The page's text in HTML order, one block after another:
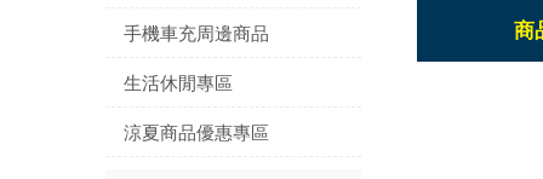
商
手機車充周邊商品
生活休閒專區
涼夏商品優惠專區